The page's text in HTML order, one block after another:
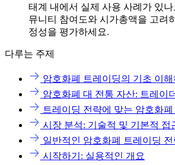
태계 내에서 실제 사용 사례가 있나
뮤니티 참여도와 시가총액을 고려
정성을 평가하세요.
다루는 주제
암호화폐 트레이딩의 기초 이해
암호화폐 대 전통 자산: 트레이
트레이딩 전략에 맞는 암호화
시장 분석: 기술적 및 기본적 접
일반적인 암호화폐 트레이딩 전
시작하기: 실용적인 개요